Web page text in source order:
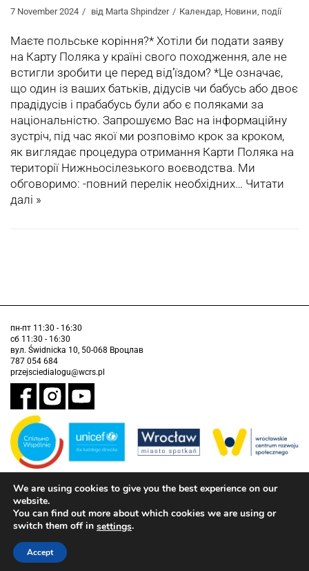
7 November 2024 від Marta Shpindzer Календар, Новини, події
Маєте польське коріння?* Хотіли би подати заяву
на Карту Поляка у країні свого походження, але не
встигли зробити це перед від’їздом? *Це означає,
що один із ваших батьків, дідусів чи бабусь або двоє
прадідусів і прабабусь були або є поляками за
національністю. Запрошуємо Вас на інформаційну
зустріч, під час якої ми розповімо крок за кроком,
як виглядає процедура отримання Карти Поляка на
території Нижньосілезького воєводства. Ми
обговоримо: -повний перелік необхідних… Читати
далі »
пн-пт 11:30 - 16:30
сб 11:30 - 16:30
вул. Świdnicka 10, 50-068 Вроцлав
787 054 684
przejsciedialogu@wcrs.pl
Завдання виконується муніципалітетом Вроцлава у партнерстві з
Дитячим фондом ООН (ЮНІСЕФ).
інформація про доступність
We are using cookies to give you the best experience on our
website.
You can find out more about which cookies we are using or
switch them off in settings.
Accept